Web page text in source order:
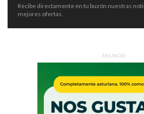
Recibe directamente en tu buzón nuestras
mejores ofertas.
ANUNCIO